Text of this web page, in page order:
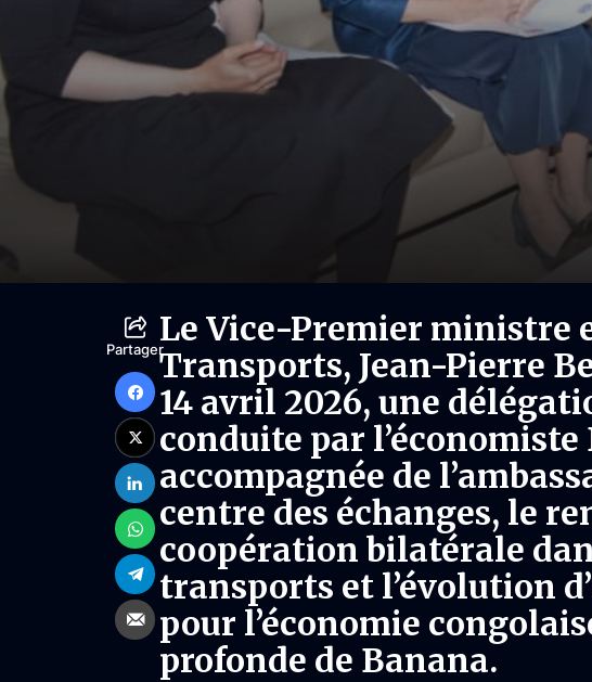
PartagerLe Vice-Premier ministre
Transports, Jean-Pierre
14 avril 2026, une
conduite par
accompagnée de
centre des échanges, le
coopération bilatérale
transports et l’évolution
pour l’économie
profonde de Banana.